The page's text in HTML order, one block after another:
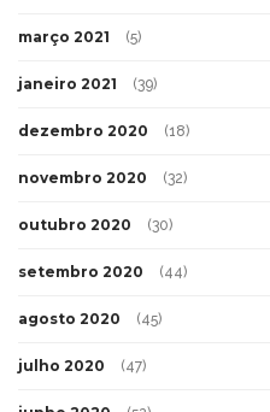
março 2021 (5)
janeiro 2021 (39)
dezembro 2020 (18)
novembro 2020 (32)
outubro 2020 (30)
setembro 2020 (44)
agosto 2020 (45)
julho 2020 (47)